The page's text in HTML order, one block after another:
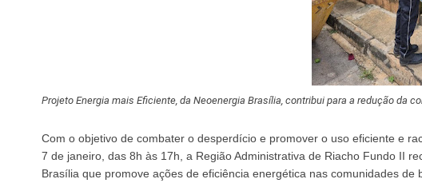
Projeto Energia mais Eficiente, da Neoenergia Brasília, contribui para a redução da
Com o objetivo de combater o desperdício e promover o uso eficiente e
7 de janeiro, das 8h às 17h, a Região Administrativa de Riacho Fundo II
Brasília que promove ações de eficiência energética nas comunidades de